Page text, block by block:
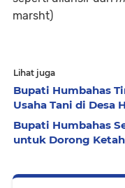
marsht)
Lihat juga
Bupati Humbahas
Usaha Tani di Desa
Bupati Humbahas
untuk Dorong